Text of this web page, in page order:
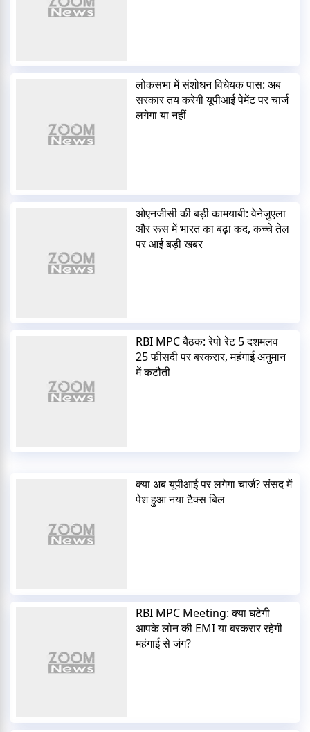
लोकसभा में संशोधन विधेयक पास: अब
सरकार तय करेगी यूपीआई पेमेंट पर चार्ज
लगेगा या नहीं
ओएनजीसी की बड़ी कामयाबी: वेनेजुएला
और रूस में भारत का बढ़ा कद, कच्चे तेल
पर आई बड़ी खबर
RBI MPC बैठक: रेपो रेट 5 दशमलव
25 फीसदी पर बरकरार, महंगाई अनुमान
में कटौती
क्या अब यूपीआई पर लगेगा चार्ज? संसद में
पेश हुआ नया टैक्स बिल
RBI MPC Meeting: क्या घटेगी
आपके लोन की EMI या बरकरार रहेगी
महंगाई से जंग?